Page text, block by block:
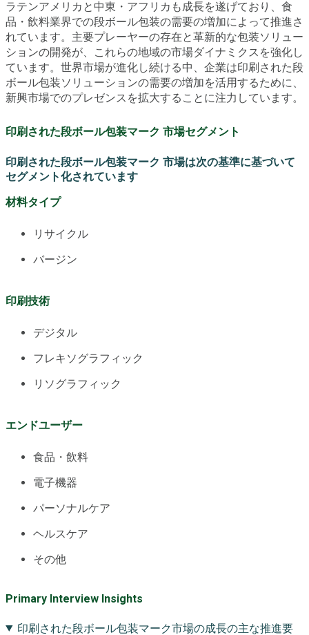
ラテンアメリカと中東・アフリカも成長を遂げており、食
品・飲料業界での段ボール包装の需要の増加によって推進さ
れています。主要プレーヤーの存在と革新的な包装ソリュー
ションの開発が、これらの地域の市場ダイナミクスを強化し
ています。世界市場が進化し続ける中、企業は印刷された段
ボール包装ソリューションの需要の増加を活用するために、
新興市場でのプレゼンスを拡大することに注力しています。
印刷された段ボール包装マーク 市場セグメント
印刷された段ボール包装マーク 市場は次の基準に基づいて
セグメント化されています
材料タイプ
リサイクル
バージン
印刷技術
デジタル
フレキソグラフィック
リソグラフィック
エンドユーザー
食品・飲料
電子機器
パーソナルケア
ヘルスケア
その他
Primary Interview Insights
印刷された段ボール包装マーク市場の成長の主な推進要